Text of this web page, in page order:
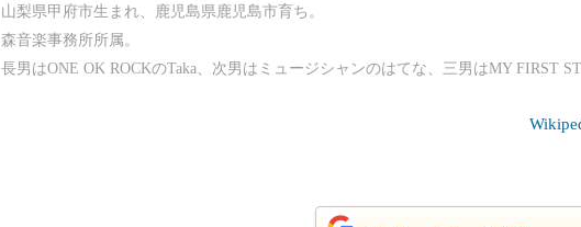
山梨県甲府市生まれ、鹿児島県鹿児島市育ち。
森音楽事務所所属。
長男はONE OK ROCKのTaka、次男はミュージシャンのはてな、三男はMY FIRST